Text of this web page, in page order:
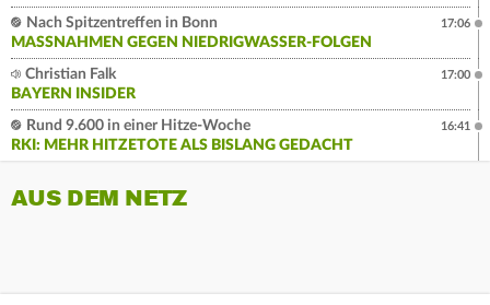
Nach Spitzentreffen in Bonn
MASSNAHMEN GEGEN NIEDRIGWASSER-FOLGEN
17:06
Christian Falk
BAYERN INSIDER
17:00
Rund 9.600 in einer Hitze-Woche
RKI: MEHR HITZETOTE ALS BISLANG GEDACHT
16:41
AUS DEM NETZ